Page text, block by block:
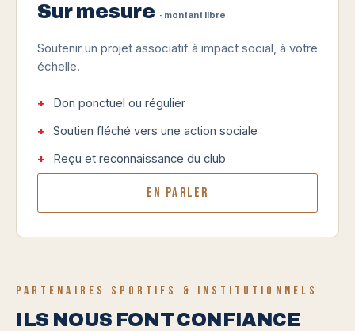
Sur mesure · montant libre
Soutenir un projet associatif à impact social, à votre
échelle.
Don ponctuel ou régulier
Soutien fléché vers une action sociale
Reçu et reconnaissance du club
En parler
PARTENAIRES SPORTIFS & INSTITUTIONNELS
ILS NOUS FONT CONFIANCE